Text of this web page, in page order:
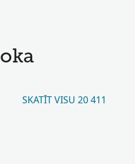
SKATĪT VISU 20 411